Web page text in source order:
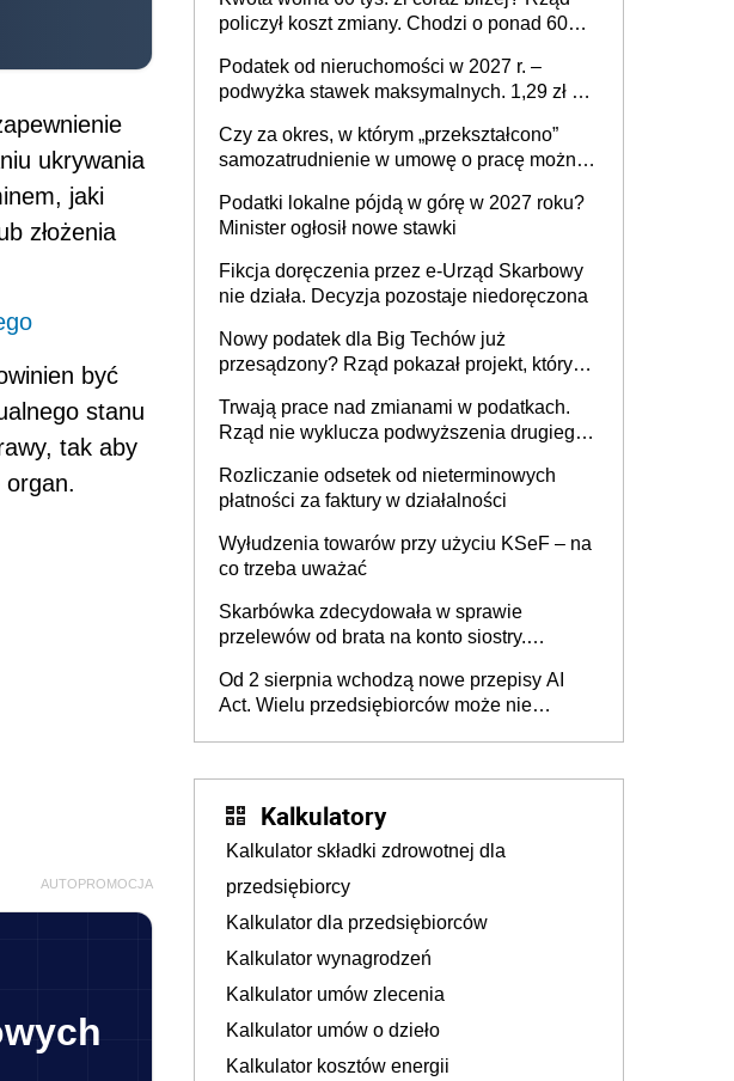
ukrywania
jaki
złożenia
być
stanu
tak aby
organ.
AUTOPROMOCJA
policzył koszt zmiany. Chodzi o ponad 60
Podatek od nieruchomości w 2027 r. –
podwyżka stawek maksymalnych. 1,29 zł za
budynków i lokali związanych z
prowadzeniem działalności gospodarczej
Czy za okres, w którym „przekształcono”
samozatrudnienie w umowę o pracę można
umowy cywilnoprawnej jedynym
racjonalnym wyjściem
Podatki lokalne pójdą w górę w 2027 roku?
Minister ogłosił nowe stawki
Fikcja doręczenia przez e-Urząd Skarbowy
nie działa. Decyzja pozostaje niedoręczona
Nowy podatek dla Big Techów już
przesądzony? Rząd pokazał projekt, który
Trwają prace nad zmianami w podatkach.
Rząd nie wyklucza podwyższenia drugiego
Rozliczanie odsetek od nieterminowych
płatności za faktury w działalności
Wyłudzenia towarów przy użyciu KSeF – na
co trzeba uważać
Skarbówka zdecydowała w sprawie
przelewów od brata na konto siostry.
darowizna, ale podatku jednak nie będzie
Od 2 sierpnia wchodzą nowe przepisy AI
Act. Wielu przedsiębiorców może nie
Kalkulatory
Kalkulator składki zdrowotnej dla
przedsiębiorcy
Kalkulator dla przedsiębiorców
Kalkulator wynagrodzeń
Kalkulator umów zlecenia
Kalkulator umów o dzieło
Kalkulator kosztów energii